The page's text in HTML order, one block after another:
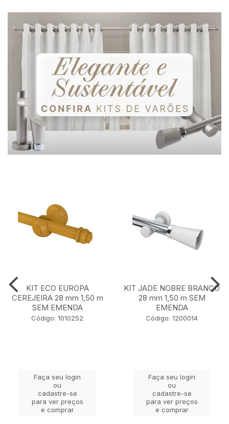
KIT ECO EUROPA
CEREJEIRA 28 mm 1,50 m
SEM EMENDA
Código: 1010252
Faça seu login
ou
cadastre-se
para ver preços
e comprar
KIT JADE NOBRE BRANCO
28 mm 1,50 m SEM
EMENDA
Código: 1200014
Faça seu login
ou
cadastre-se
para ver preços
e comprar